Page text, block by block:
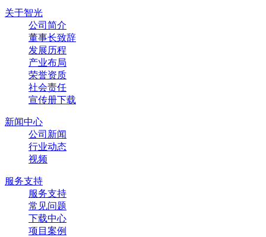
关于智光
公司简介
董事长致辞
发展历程
产业布局
荣誉资质
社会责任
宣传册下载
新闻中心
公司新闻
行业动态
视频
服务支持
服务支持
常见问题
下载中心
项目案例